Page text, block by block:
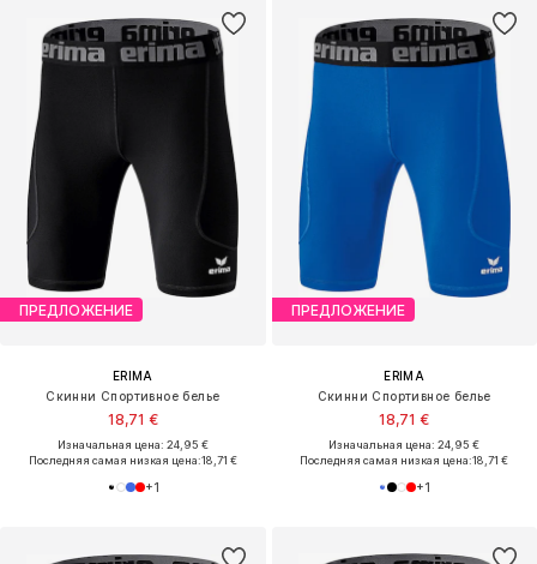
ПРЕДЛОЖЕНИЕ
ERIMA
Скинни Спортивное белье
18,71 €
Изначальная цена: 24,95 €
Последняя самая низкая цена:18,71 €
+1
ПРЕДЛОЖЕНИЕ
ERIMA
Скинни Спортивное белье
18,71 €
Изначальная цена: 24,95 €
Последняя самая низкая цена:18,71 €
+1